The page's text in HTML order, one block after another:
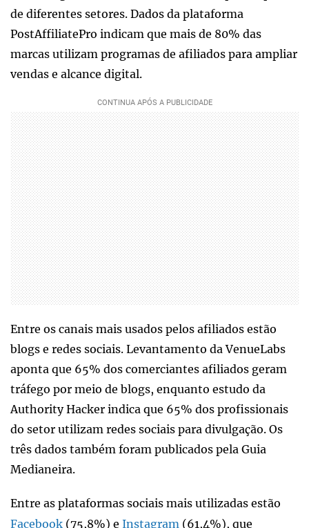
de diferentes setores. Dados da plataforma
PostAffiliatePro indicam que mais de 80% das
marcas utilizam programas de afiliados para ampliar
vendas e alcance digital.
Entre os canais mais usados pelos afiliados estão
blogs e redes sociais. Levantamento da VenueLabs
aponta que 65% dos comerciantes afiliados geram
tráfego por meio de blogs, enquanto estudo da
Authority Hacker indica que 65% dos profissionais
do setor utilizam redes sociais para divulgação. Os
três dados também foram publicados pela Guia
Medianeira.
Entre as plataformas sociais mais utilizadas estão
Facebook (75,8%) e Instagram (61,4%), que